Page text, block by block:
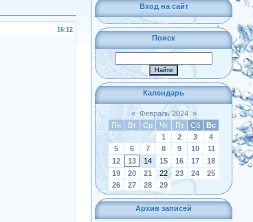
16:12
Вход на сайт
Поиск
Календарь
« Февраль 2024 »
Пн
Вт Ср Чт Пт Сб
Вс
1
2 3
4
5
6 7 8 9 10
11
12
13 14 15 16 17
18
19
20 21 22 23 24
25
26
27 28 29
Архив записей